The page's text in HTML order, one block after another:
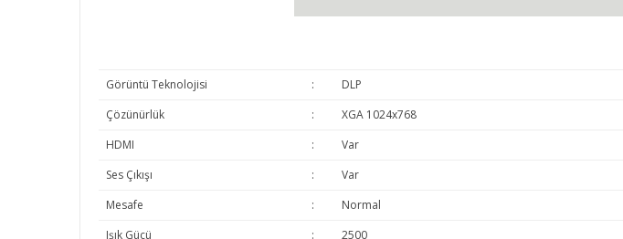
Görüntü Teknolojisi :
DLP
Çözünürlük
:
XGA 1024x768
HDMI
:
Var
Ses Çıkışı
:
Var
Mesafe
:
Normal
Işık Gücü
:
2500